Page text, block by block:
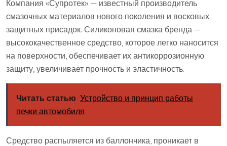
Компания «Супротек» — известный производитель
смазочных материалов нового поколения и восковых
защитных присадок. Силиконовая смазка бренда —
высококачественное средство, которое легко наносится
на поверхности, обеспечивает их антикоррозионную
защиту, увеличивает прочность и эластичность.
Читать статью Устройство и принцип работы
печки автомобиля
Средство распыляется из баллончика, проникает в